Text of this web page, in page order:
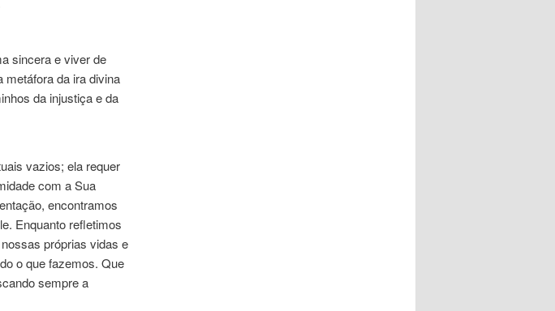
sincera e viver de
da ira divina
da injustiça e da
vazios; ela requer
com a Sua
encontramos
Enquanto refletimos
próprias vidas e
o que fazemos. Que
sempre a